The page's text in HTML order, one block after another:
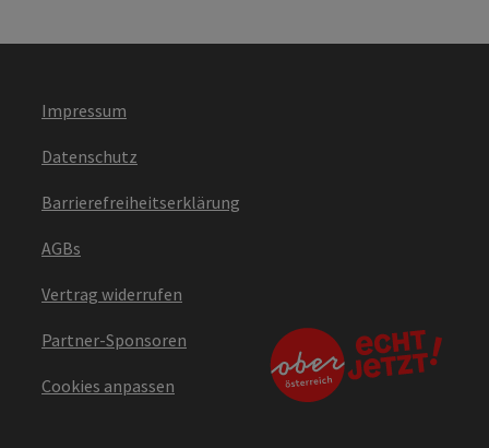
Impressum
Datenschutz
Barrierefreiheitserklärung
AGBs
Vertrag widerrufen
Partner-Sponsoren
Cookies anpassen